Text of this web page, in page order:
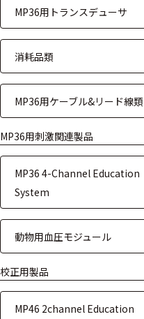
アイトラ
計測機器
トランス
択
た
条
リ
MP36用トランスデューサ
消耗品類
MP36用ケーブル&リード線類
MP36用刺激関連製品
MP36 4-Channel Education
System
動物用血圧モジュール
校正用製品
MP46 2channel Education